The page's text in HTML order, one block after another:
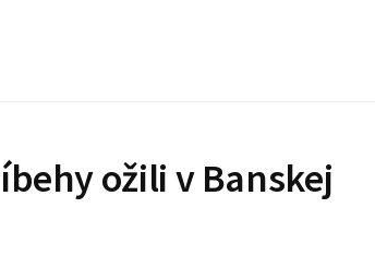
ožili v Banskej